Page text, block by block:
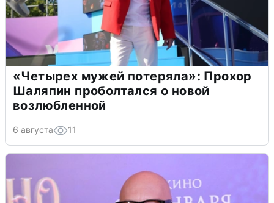
«Четырех мужей потеряла»: Прохор
Шаляпин проболтался о новой
возлюбленной
6 августа 11